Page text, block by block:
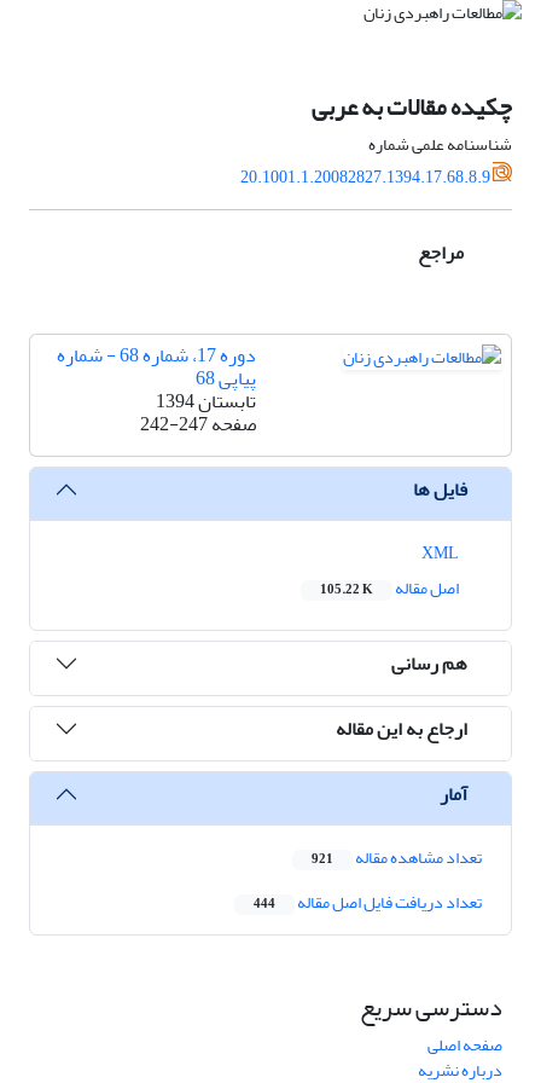
چکیده مقالات به عربی
شناسنامه علمی شماره
20.1001.1.20082827.1394.17.68.8.9
مراجع
دوره 17، شماره 68 - شماره
پیاپی 68
تابستان 1394
صفحه242-247
فایل ها
اصل مقاله
105.22 K
هم رسانی
ارجاع به این مقاله
آمار
تعداد مشاهده مقاله 921
تعداد دریافت فایل اصل مقاله 444
دسترسی سریع
صفحه اصلی
درباره نشریه